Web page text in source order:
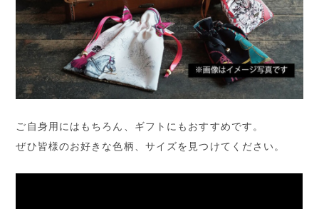
ご自身用にはもちろん、ギフトにもおすすめです。
ぜひ皆様のお好きな色柄、サイズを見つけてください。